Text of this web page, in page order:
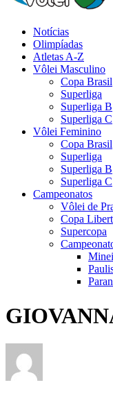
Notícias
Olimpíadas
Atletas A-Z
Vôlei Masculino
Copa Brasil
Superliga
Superliga B
Superliga C
Vôlei Feminino
Copa Brasil
Superliga
Superliga B
Superliga C
Campeonatos
Vôlei de
Copa
Supercopa